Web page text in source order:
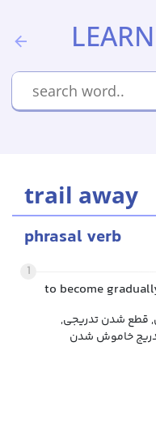
trail away
phrasal verb
1
to become
قطع شدن تدریجی,
خاموش شدن